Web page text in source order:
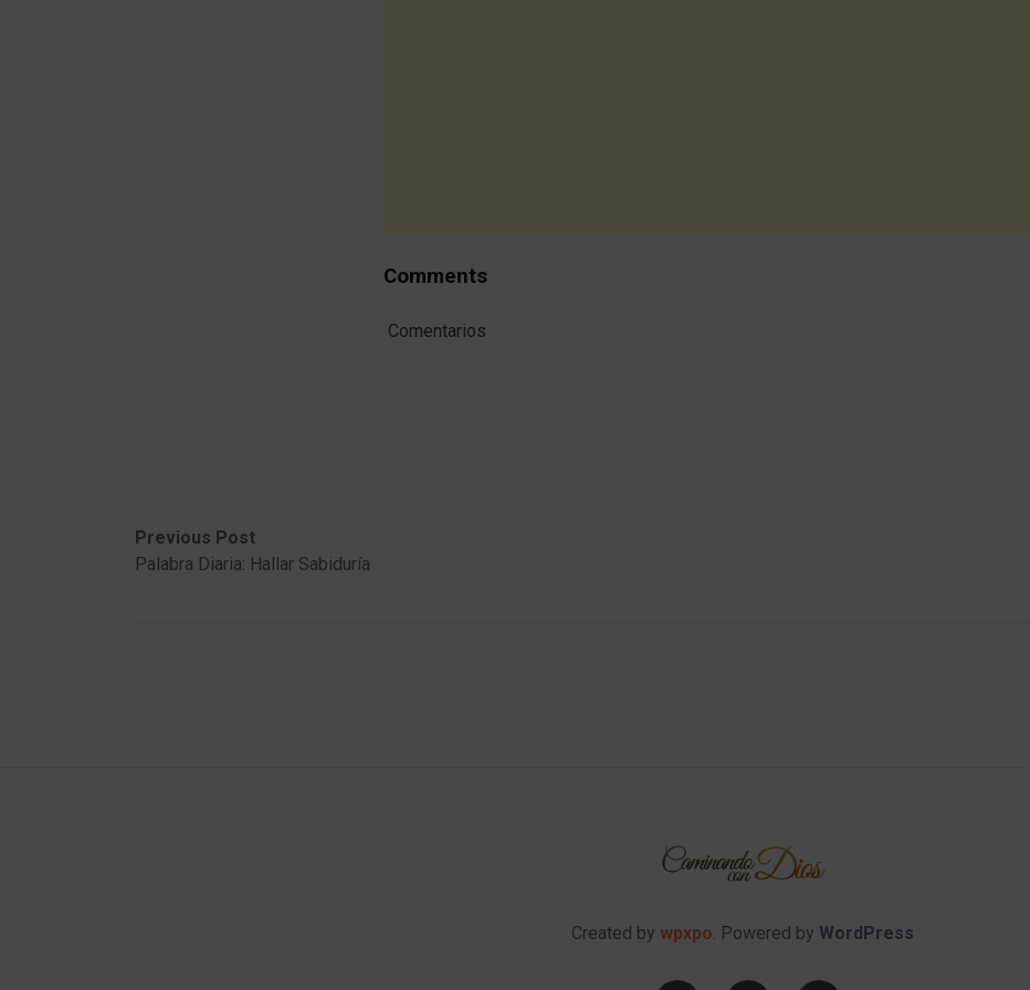
Comments
Comentarios
Previous Post
Palabra Diaria: Hallar Sabiduría
Created by wpxpo. Powered by WordPress